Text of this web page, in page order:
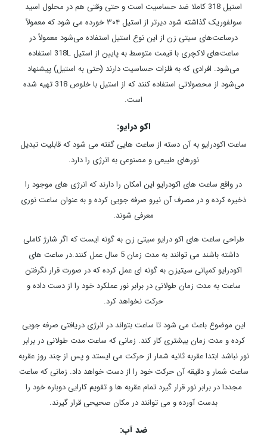
استیل 318 کاملا ضد حساسیت است و حتی وقتی هم در محلول اسید
سولفوریک گذاشته شود دیرتر از استیل ۳۰۴ خورده می شود که معمولاً
درساعت‌های سیتی زن از این نوع استیل استفاده می‌شود معمولاً در
ساعت‌های لاکچری با قیمت متوسط به پایین از استیل 318L استفاده
می‌شود. افرادی که به فلزات حساسیت دارند (حتی به استیل) پیشنهاد
می‌شود از محصولاتی استفاده کنند که از استیل با خلوص 318 تهیه شده
است.
اکو درایو:
ساعت اکودرایو به آن دسته از ساعت هایی گفته می شود که قابلیت تبدیل
نورهای طبیعی و مصنوعی به انرژی را دارد.
در واقع ساعت های اکودرایو این امکان را دارند که انرژی های موجود را
ذخیره کرده و در مصرف آن نیرو صرفه جویی کرده و به عنوان ساعت نوری
معرفی شوند.
طراحی ساعت های اکو درایو سیتی زن به گونه ایست که اگر شارژ کاملی
داشته باشند می توانند به مدت زمان 5 سال عمل کنند.در ساعت های
اکودرایو کمپانی سیتیزن به گونه ای عمل کرده که در صورت قرار نگرفتن
ساعت به مدت زمان طولانی در برابر نور عملکرد خود را از دست داده و
حرکت نخواهد کرد.
این موضوع باعث می شود تا ساعت بتواند در انرژی دریافتی صرفه جویی
کرده و مدت زمان بیشتری کار کند. زمانی که ساعت مدت طولانی در برابر
نور نباشد ابتدا عقربه ثانیه شمار از حرکت می ایستد و پس از چند روز عقربه
ساعت شمار و دقیقه آن حرکت خود را از دست خواهد داد. زمانی که ساعت
مجددا در برابر نور قرار گیرد تمام عقربه ها و تقویم کارایی دوباره خود را
بدست آورده و می توانند در مکان صحیحی قرار گیرند.
ضد آب: